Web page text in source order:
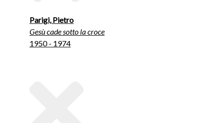
Parigi, Pietro
Gesù cade sotto la croce
1950 - 1974